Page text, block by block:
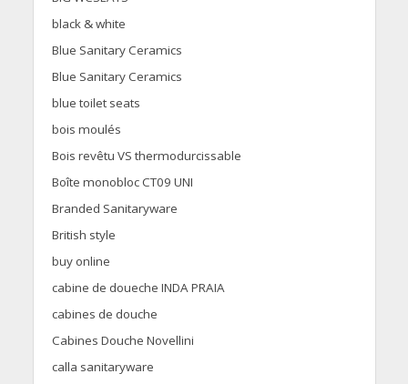
black & white
Blue Sanitary Ceramics
Blue Sanitary Ceramics
blue toilet seats
bois moulés
Bois revêtu VS thermodurcissable
Boîte monobloc CT09 UNI
Branded Sanitaryware
British style
buy online
cabine de doueche INDA PRAIA
cabines de douche
Cabines Douche Novellini
calla sanitaryware